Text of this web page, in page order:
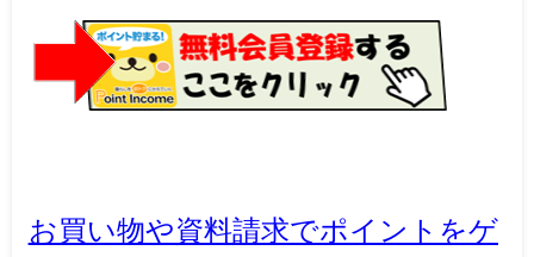
お買い物や資料請求でポイントをゲ